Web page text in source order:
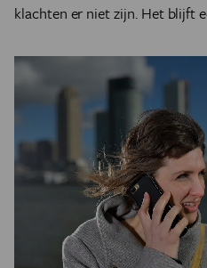
klachten er niet zijn. Het blijft